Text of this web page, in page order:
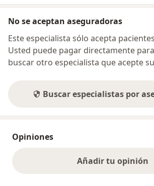
No se aceptan aseguradoras
Este especialista sólo acepta
Usted puede pagar directamente
buscar otro especialista que acepte
Buscar especialistas por
Opiniones
Añadir tu opinión